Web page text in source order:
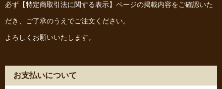
必ず 【特定商取引法に関する表示】 ページの掲載内容をご確認いた
だき、ご了承のうえでご注文ください。
よろしくお願いいたします。
お支払いについて